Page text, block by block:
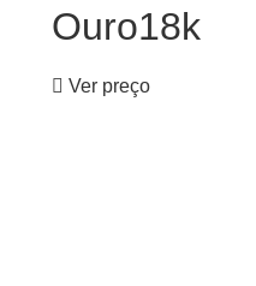
Ouro18k
Ver preço